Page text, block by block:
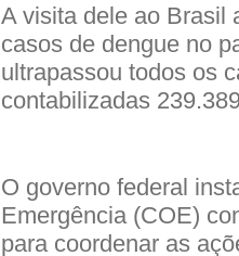
A visita dele ao Brasil
casos de dengue no
ultrapassou todos os
contabilizadas
O governo federal
Emergência (COE)
para coordenar as